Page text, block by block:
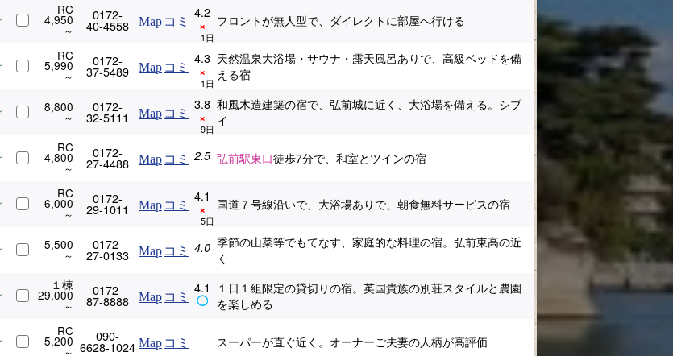
RC
4,950 0172-
40-4558 Map コミ 4.2
× フロントが無人型で、ダイレクトに部屋へ行ける
RC
5,990 0172-
37-5489 Map コミ 4.3
×
天然温泉大浴場・サウナ・露天風呂ありで、高級ベッドを備
える宿
8,800 0172-
32-5111 Map コミ 3.8
×
和風木造建築の宿で、弘前城に近く、大浴場を備える。シブ
イ
RC
4,800 0172-
27-4488 Map コミ 2.5 弘前駅東口徒歩7分で、和室とツインの宿
RC
6,000 0172-
29-1011 Map コミ 4.1
× 国道７号線沿いで、大浴場ありで、朝食無料サービスの宿
5,500 0172-
27-0133 Map コミ 4.0 季節の山菜等でもてなす、家庭的な料理の宿。弘前東高の近
く
１棟
29,000 0172-
87-8888 Map コミ 4.1
◯
１日１組限定の貸切りの宿。英国貴族の別荘スタイルと農園
を楽しめる
RC
5,200 090-
6628-1024 Map コミ スーパーが直ぐ近く。オーナーご夫妻の人柄が高評価